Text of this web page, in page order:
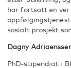
har fortsatt en vei
sosialt prosjekt
Dagny
PhD-stipendiat i